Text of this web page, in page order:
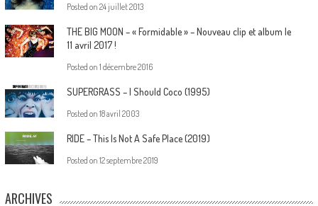
Posted on 24 juillet 2013
THE BIG MOON – « Formidable » – Nouveau clip et album le
11 avril 2017 !
Posted on 1 décembre 2016
SUPERGRASS – I Should Coco (1995)
Posted on 18 avril 2003
RIDE – This Is Not A Safe Place (2019)
Posted on 12 septembre 2019
ARCHIVES